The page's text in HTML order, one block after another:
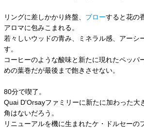
リングに差しかかり終盤、 ブローすると花の
アロマに包みこまれる。
若々しいウッドの青み、ミネラル感、アーシ
す。
コーヒーのような酸味と新たに現れたペッパ
めの葉巻だが最後まで飽きさせない。
80分で喫了。
Quai D'Orsayファミリーに新たに加わった大
角はないだろう。
リニューアルを機に生まれたケ・ドルセーの